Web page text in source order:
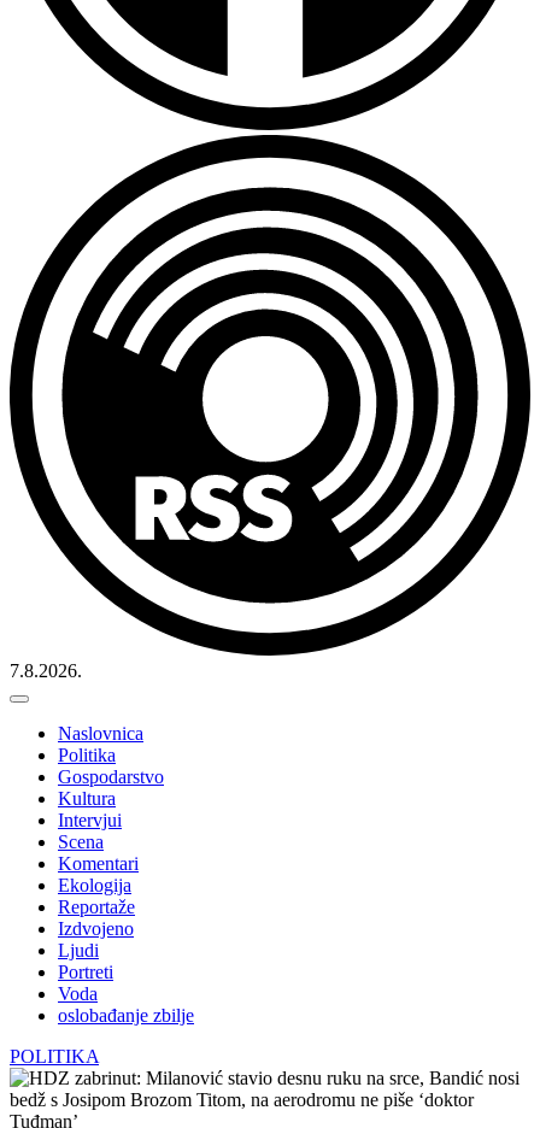
7.8.2026.
Naslovnica
Politika
Gospodarstvo
Kultura
Intervjui
Scena
Komentari
Ekologija
Reportaže
Izdvojeno
Ljudi
Portreti
Voda
oslobađanje zbilje
POLITIKA